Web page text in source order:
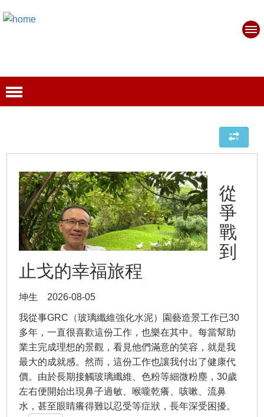
從
爭
戰
到
止戈的幸福旅程
坤生 2026-08-05
我從事GRC（玻璃纖維強化水泥）園藝造景工作已30
多年，一直很喜歡這份工作，也樂在其中。每當幫助
業主完成理想的景觀，看見他們滿意的笑容，就是我
最大的成就感。然而，這份工作也讓我付出了健康代
價。由於長期接觸玻璃纖維、色粉等細微粉塵，30歲
左右便開始出現鼻子過敏、喉嚨乾癢、咳嗽、流鼻
水，甚至眼睛癢得難以忍受等症狀，長年深受困擾。